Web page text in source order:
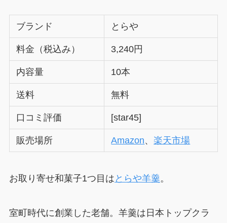
ブランド とらや
料金（税込み） 3,240円
内容量 10本
送料 無料
口コミ評価 [star45]
販売場所 Amazon、楽天市場
お取り寄せ和菓子1つ目は とらや羊羹。
室町時代に創業した老舗。羊羹は日本トップクラ